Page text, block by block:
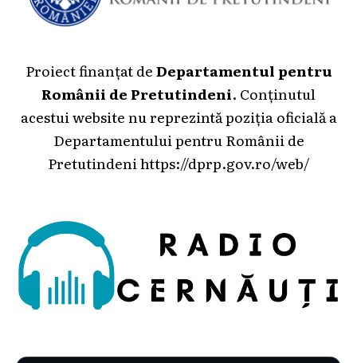
Proiect finanțat deDepartamentul pentru
Românii de Pretutindeni. Conținutul
acestui website nu reprezintă poziția oficială a
Departamentului pentru Românii de
Pretutindeni https://dprp.gov.ro/web/